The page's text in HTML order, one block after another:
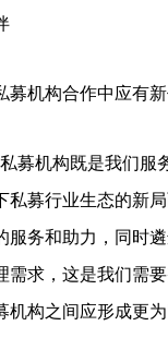
机构合作中应有新
机构既是我们服
私募行业生态的新
服务和助力，同时
需求，这是我们需
构之间应形成更为